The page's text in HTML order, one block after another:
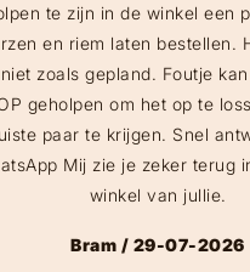
te zijn in de winkel een
en riem laten bestellen.
zoals gepland. Foutje
geholpen om het op te
paar te krijgen. Snel
Mij zie je zeker terug
winkel van jullie.
Bram / 29-07-2026